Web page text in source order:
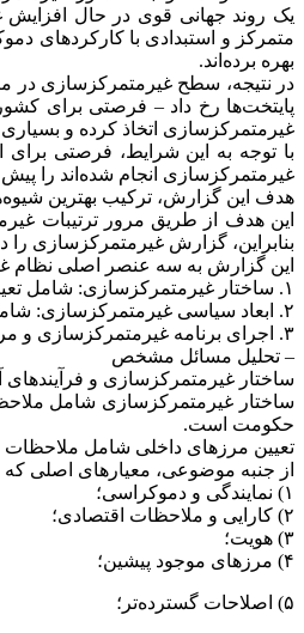
یک روند جهانی قوی در حال افزایش
متمرکز و استبدادی با کارکردهای
بهره برده‌اند.
در نتیجه، سطح غیرمتمرکزسازی در
غیرمتمرکزسازی اتخاذ کرده و بسیاری
با توجه به این شرایط، فرصتی
غیرمتمرکزسازی انجام شده‌اند را پیش
هدف این گزارش، ترکیب بهترین
این هدف از طریق مرور ترتیبات
بنابراین، گزارش غیرمتمرکزسازی
این گزارش به سه عنصر اصلی نظام
۱. ساختار غیرمتمرکزسازی: شامل تعیین مرزهای واحدهای حکومتی محلی و طراحی سطوح مختلف حکومت؛
۲. ابعاد سیاسی غیرمتمرکزسازی: شامل فرایندهای انتخاب دستگاه‌های اجرایی و مقننه محلی و روابط میان واحدهای حکومتی محلی و همچنین روابط بین دولت‌های مرکزی و محلی.
۳. اجرای برنامه غیرمتمرکزسازی و مراحل آن و نظارت بر آن
– تحلیل مسائل مشخص
ساختار غیرمتمرکزسازی و
ساختار غیرمتمرکزسازی شامل
حکومت است.
تعیین مرزهای داخلی شامل
از جنبه موضوعی، معیارهای اصلی که
۱) نمایندگی و دموکراسی؛
۲) کارایی و ملاحظات اقتصادی؛
۳) هویت؛
۴) مرزهای موجود پیشین؛
۵) اصلاحات گسترده‌تر؛